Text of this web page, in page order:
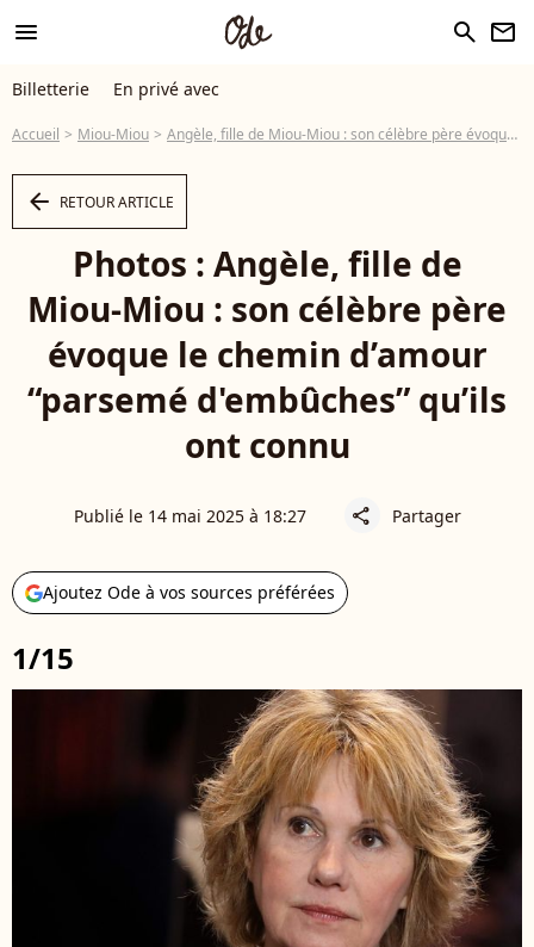
menu search newsletter
Billetterie En privé avec
Accueil Miou-Miou Angèle, fille de Miou-Miou : son célèbre père évoque le chemin d’amour “parsemé d'embûches” qu’ils ont connu
arrow_left RETOUR ARTICLE
Photos : Angèle, fille de
Miou-Miou : son célèbre père
évoque le chemin d’amour
“parsemé d'embûches” qu’ils
ont connu
Publié le 14 mai 2025 à 18:27 share Partager
Ajoutez Ode à vos sources préférées
1/15